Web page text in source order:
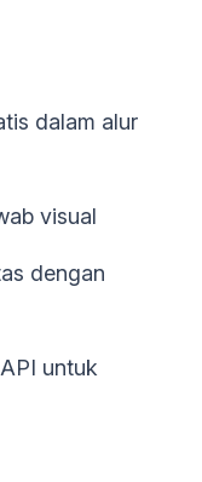
dalam alur
visual
dengan
untuk